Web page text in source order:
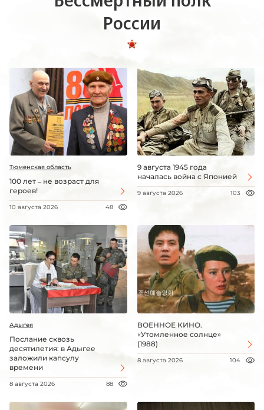
России
Тюменская область
100 лет – не возраст для
героев!
10 августа 2026 48
9 августа 1945 года
началась война с Японией
9 августа 2026 103
Адыгея
Послание сквозь
десятилетия: в Адыгее
заложили капсулу
времени
8 августа 2026 88
ВОЕННОЕ КИНО.
«Утомленное солнце»
(1988)
8 августа 2026 104